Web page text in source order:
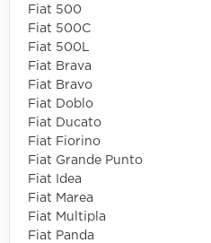
Fiat 500
Fiat 500C
Fiat 500L
Fiat Brava
Fiat Bravo
Fiat Doblo
Fiat Ducato
Fiat Fiorino
Fiat Grande Punto
Fiat Idea
Fiat Marea
Fiat Multipla
Fiat Panda